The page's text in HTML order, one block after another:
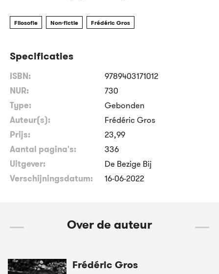
Filosofie Non-fictie Frédéric Gros
Specificaties
ISBN:
9789403171012
NUR:
730
Type:
Gebonden
Auteur(s):
Frédéric Gros
Prijs:
23,99
Aantal pagina's:
336
Uitgever:
De Bezige Bij
Verschijningsdatum:
16-06-2022
Over de auteur
Frédéric Gros